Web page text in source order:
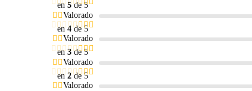
en5de 5
Valorado
en4de 5
Valorado
en3de 5
Valorado
en2de 5
Valorado